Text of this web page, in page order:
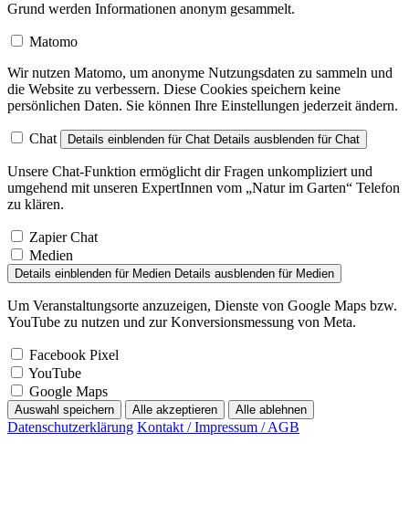
die Website zu verbessern. Diese Cookies speichern keine
persönlichen Daten. Sie können Ihre Einstellungen jederzeit ändern.
Unsere Chat-Funktion ermöglicht dir Fragen unkompliziert und
umgehend mit unseren ExpertInnen vom „Natur im Garten“ Telefon
zu klären.
Medien
Details einblenden
Um Veranstaltungsorte anzuzeigen, Dienste von Google Maps bzw.
YouTube zu nutzen und zur Konversionsmessung von Meta.
YouTube
Google Maps
Auswahl speichern
Datenschutzerklärung Kontakt / Impressum / AGB